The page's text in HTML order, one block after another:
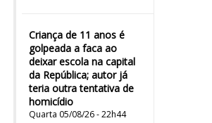
Criança de 11 anos é
golpeada a faca ao
deixar escola na capital
da República; autor já
teria outra tentativa de
homicídio
Quarta 05/08/26 - 22h44